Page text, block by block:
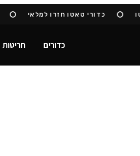
כדורי טאטו חזרו למלאי
כדורים חריטות